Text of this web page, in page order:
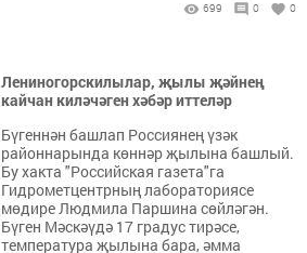
699 0 0
Лениногорскилылар, җылы җәйнең
кайчан киләчәген хәбәр иттеләр
Бүгеннән башлап Россиянең үзәк
районнарында көннәр җылына башлый.
Бу хакта "Российская газета"га
Гидрометцентрның лабораториясе
мөдире Людмила Паршина сөйләгән.
Бүген Мәскәүдә 17 градус тирәсе,
температура җылына бара, әмма